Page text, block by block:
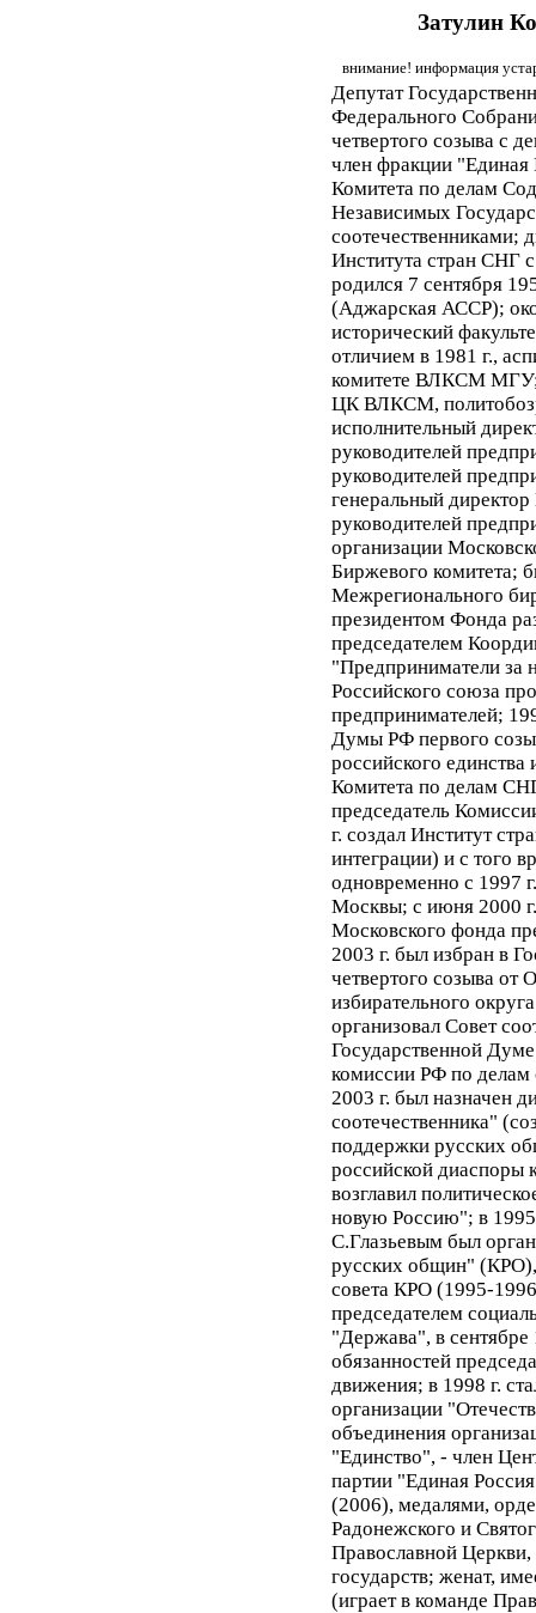
Затулин
внимание! информация
Депутат
Федерального
четвертого созыва с
член фракции "Единая
Комитета по делам
Независимых
соотечественниками;
Института стран СНГ
родился 7 сентября
(Аджарская АССР);
исторический
отличием в 1981 г.,
комитете ВЛКСМ МГУ;
ЦК ВЛКСМ,
исполнительный
руководителей
руководителей
генеральный
руководителей
организации
Биржевого комитета;
Межрегионального
президентом Фонда
председателем
"Предприниматели за
Российского союза
предпринимателей;
Думы РФ первого
российского единства
Комитета по делам
председатель
г. создал Институт
интеграции) и с того
одновременно с 1997
Москвы; с июня 2000
Московского фонда
2003 г. был избран в
четвертого созыва от
избирательного
организовал Совет
Государственной
комиссии РФ по делам
2003 г. был назначен
соотечественника"
поддержки русских
российской диаспоры
возглавил
новую Россию"; в
С.Глазьевым был
русских общин"
совета КРО (1995-
председателем
"Держава", в сентябре
обязанностей
движения; в 1998 г.
организации
объединения
"Единство", - член
партии "Единая
(2006), медалями,
Радонежского и
Православной
государств; женат,
(играет в команде